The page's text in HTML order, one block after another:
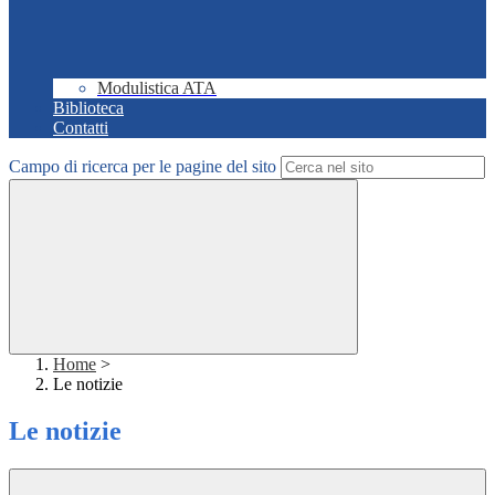
Modulistica ATA
Biblioteca
Contatti
Campo di ricerca per le pagine del sito
Home >
Le notizie
Le notizie